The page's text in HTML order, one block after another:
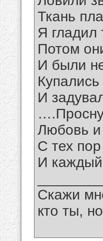
Ткань
Я гладил
Потом
И были
И
Любовь и
С тех
И каждый
Скажи
кто ты,